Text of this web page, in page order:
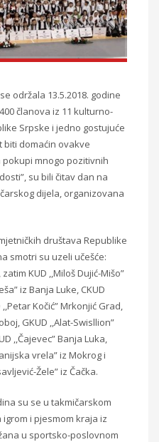
se održala 13.5.2018. godine
članova iz 11 kulturno-
Srpske i jedno gostujuće
biti domaćin ovakve
mnogo pozitivnih
su bili čitav dan na
dijela, organizovana
društava Republike
smotri su uzeli učešće:
KUD ,,Miloš Dujić-Mišo”
iz Banja Luke, CKUD
Kočić” Mrkonjić Grad,
GKUD ,,Alat-Swisllion”
,,Čajevec” Banja Luka,
vrela” iz Mokrog i
Žele” iz Čačka.
su se u takmičarskom
i pjesmom kraja iz
u sportsko-poslovnom